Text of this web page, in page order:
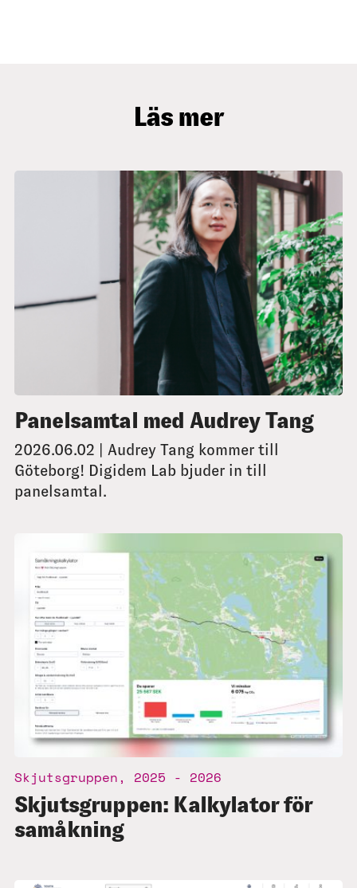
Läs mer
Panelsamtal med Audrey Tang
2026.06.02 | Audrey Tang kommer till
Göteborg! Digidem Lab bjuder in till
panelsamtal.
Skjutsgruppen, 2025 - 2026
Skjutsgruppen: Kalkylator för
samåkning